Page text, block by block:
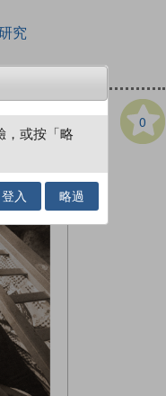
究
0
，或按「略
登入 略過